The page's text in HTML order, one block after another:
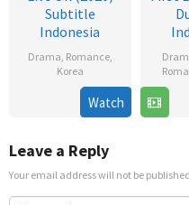
Subtitle
Indonesia
Drama, Romance,
Korea
Nov
Bang
Yoo-
Watch
Leave a Reply
Your email address will not be